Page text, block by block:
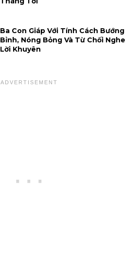
Ba Con Giáp Với Tính Cách Bướng
Bỉnh, Nóng Bỏng Và Từ Chối Nghe
Lời Khuyên